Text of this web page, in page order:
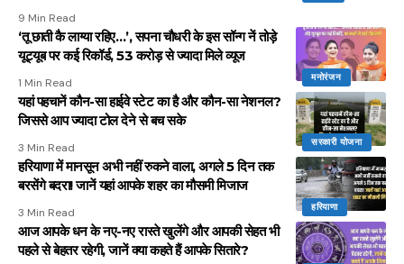
9 Min Read
मनोरंजन
‘तू छाती कै लाग्या रहिए…’, सपना चौधरी के इस सॉन्ग नें तोड़े
यूट्यूब पर कई रिकॉर्ड, 53 करोड़ से ज्यादा मिले व्यूज
1 Min Read
सरकारी योजना
यहां पहचानें कौन-सा हाईवे स्टेट का है और कौन-सा नेशनल?
जिससे आप ज्यादा टोल देने से बच सके
3 Min Read
हरियाणा
हरियाणा में मानसून अभी नहीं रुकने वाला, अगले 5 दिन तक
बरसेंगे बदरा! जानें यहां आपके शहर का मौसमी मिजाज
3 Min Read
आज आपके धन के नए-नए रास्ते खुलेंगे और आपकी सेहत भी
पहले से बेहतर रहेगी, जानें क्या कहते हैं आपके सितारे?